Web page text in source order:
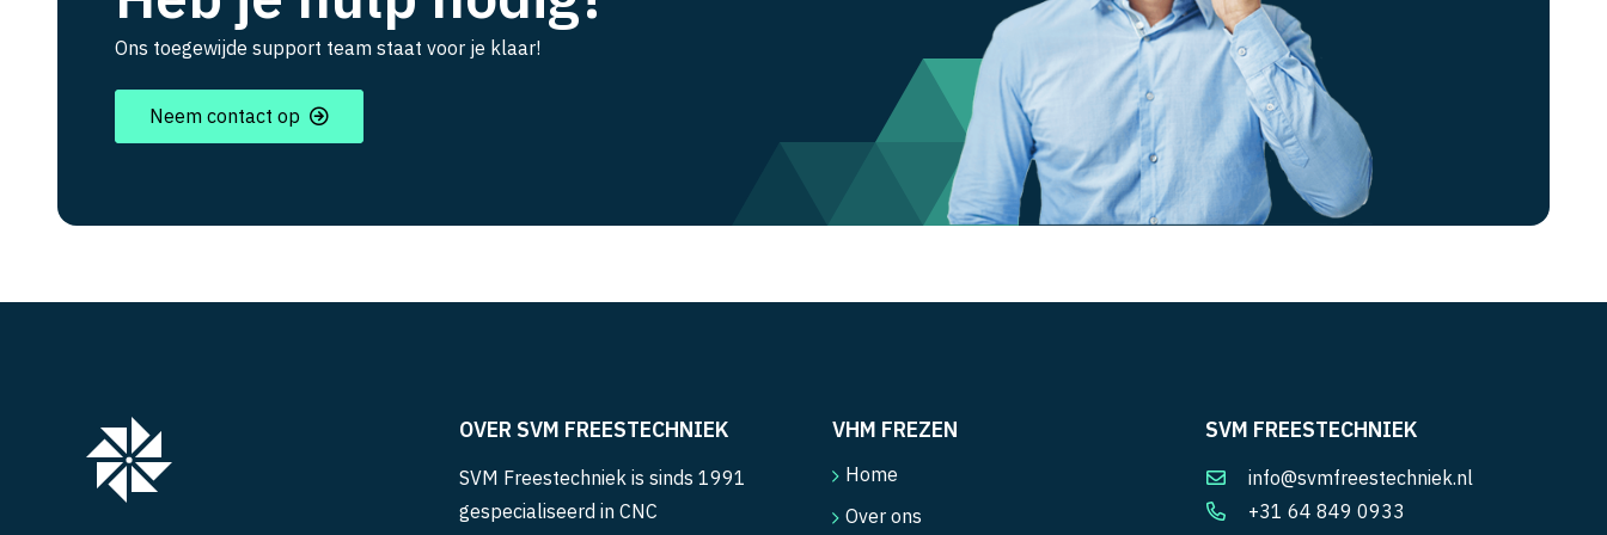
Ons toegewijde support team staat voor je klaar!
Neem contact op
OVER SVM FREESTECHNIEK
SVM Freestechniek is sinds 1991
gespecialiseerd in CNC
VHM FREZEN
Home
Over ons
SVM FREESTECHNIEK
info@svmfreestechniek.nl
+31 64 849 0933